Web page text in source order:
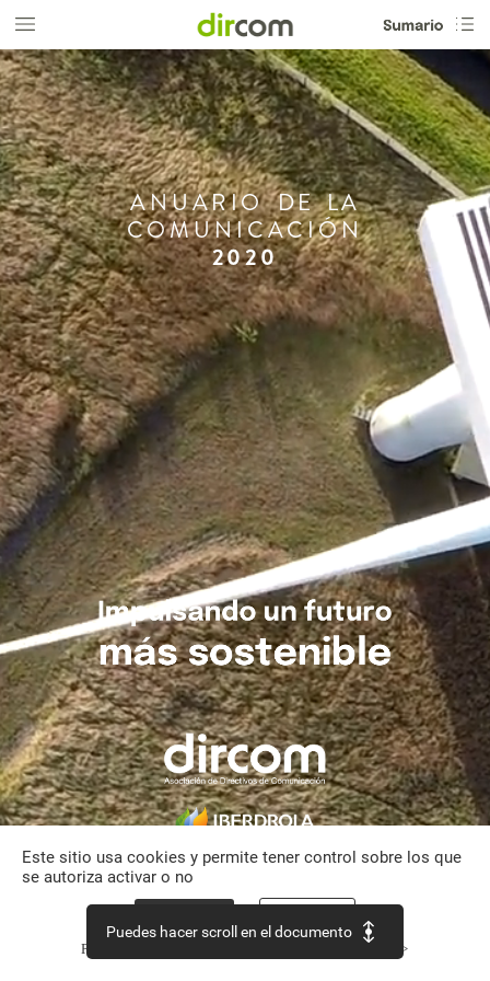
Este sitio usa cookies y permite tener control sobre los que
se autoriza activar o no
Política de confidencialidad Continuar sin aceptar >
ANUARIO DE LA
COMUNICACIÓN
2020
Impulsando un futuro
más sostenible
Puedes hacer scroll en el documento